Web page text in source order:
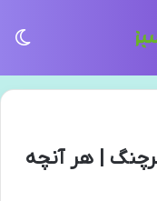
| هر آنچه